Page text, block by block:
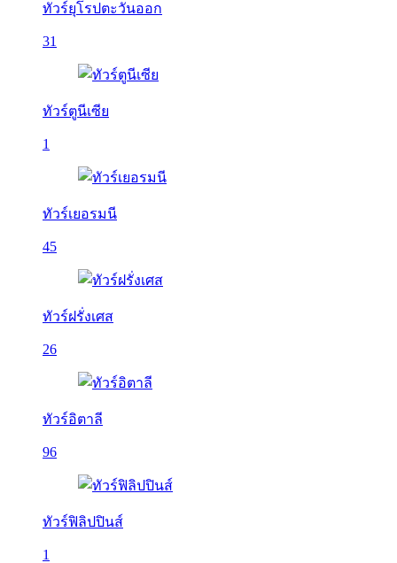
ทัวร์ยุโรปตะวันออก
31
ทัวร์ตูนีเซีย
1
ทัวร์เยอรมนี
45
ทัวร์ฝรั่งเศส
26
ทัวร์อิตาลี
96
ทัวร์ฟิลิปปินส์
1